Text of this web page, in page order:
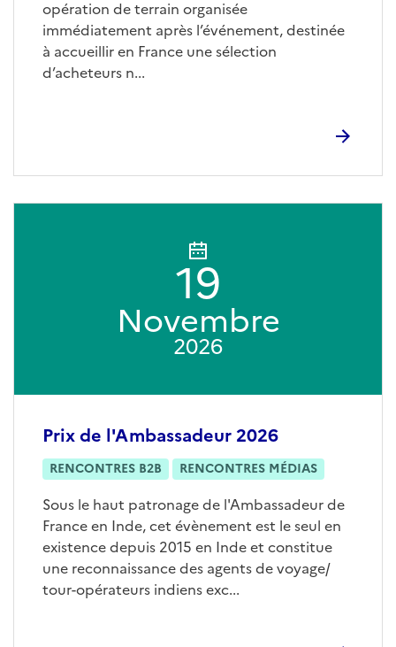
opération de terrain organisée
immédiatement après l’événement, destinée
à accueillir en France une sélection
d’acheteurs n...
Prix de l'Ambassadeur 2026
RENCONTRES B2B RENCONTRES MÉDIAS
Sous le haut patronage de l'Ambassadeur de
France en Inde, cet évènement est le seul en
existence depuis 2015 en Inde et constitue
une reconnaissance des agents de voyage/
tour-opérateurs indiens exc...
19
Novembre
2026